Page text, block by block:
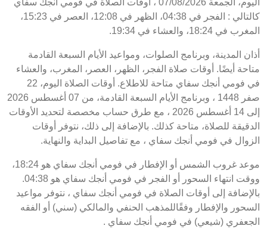
اليوم، الجمعة 07/08/2026 ، أوقات الصلاة في فومي أنجك سفاي
كالتالي : الفجر في 04:38، الظهر في 12:08، العصر في 15:23،
المغرب في 18:24، والعشاء في 19:34.
أذان المدينة، وبرنامج الصلوات، ومواعيد الأيام السبعة القادمة
متاحة أيضًا. أوقات صلاة الفجر، الظهر، العصر، المغرب، والعشاء
في فومي أنجك سفاي متاحة للاطلاع. أوقات الصلاة اليوم، 22
صفر 1448 ، وبرنامج الأيام السبعة القادمة، من 07 أغسطس 2026
إلى 14 أغسطس 2026 ، مع طرق حساب مخصصة لتحديد الأوقات
الدقيقة للصلاة، متاحة كذلك. بالإضافة إلى ذلك، نتوفر أوقات
الزوال في فومي أنجك سفاي ، مع تفاصيل البداية والنهاية.
موعد غروب الشمس أو الإفطار في فومي أنجك سفاي هو 18:24،
ووقت انتهاء السحور أو الفجر في فومي أنجك سفاي هو 04:38.
بالإضافة إلى أوقات الصلاة في فومي أنجك سفاي ، نتوفر مواعيد
السحور والإفطار وفقًاللمذهب الحنفي والمالكي (سني) أو الفقه
الجعفري (شيعي) في فومي أنجك سفاي .